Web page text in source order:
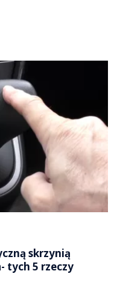
skrzynią
tych 5 rzeczy